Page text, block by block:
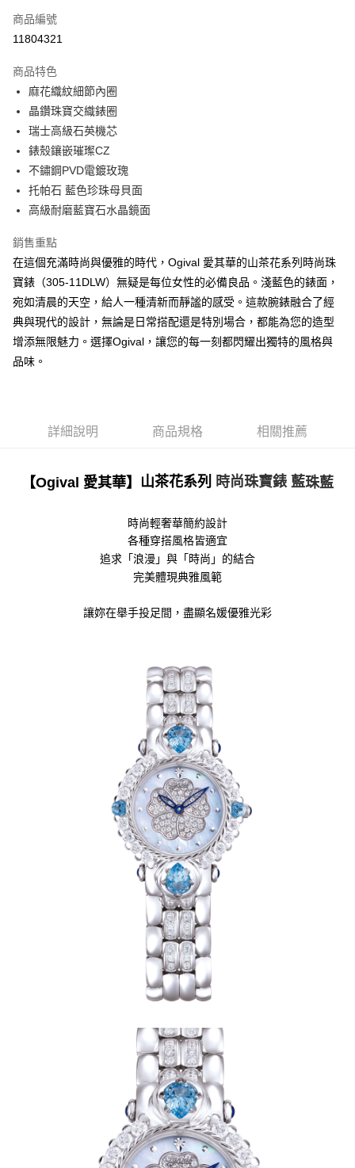
運送方式
宅配
免運費
商品編號
11804321
商品特色
麻花織紋細節內圈
晶鑽珠寶交織錶圈
瑞士高級石英機芯
錶殼鑲嵌璀璨CZ
不鏽鋼PVD電鍍玫瑰
托帕石 藍色珍珠母貝面
高級耐磨藍寶石水晶鏡面
銷售重點
在這個充滿時尚與優雅的時代，Ogival 愛其華的山茶花系列時尚珠
寶錶（305-11DLW）無疑是每位女性的必備良品。淺藍色的錶面，
宛如清晨的天空，給人一種清新而靜謐的感受。這款腕錶融合了經
典與現代的設計，無論是日常搭配還是特別場合，都能為您的造型
增添無限魅力。選擇Ogival，讓您的每一刻都閃耀出獨特的風格與
品味。
詳細說明 商品規格 相關推薦
【Ogival 愛其華】 山茶花系列 時尚珠寶錶 藍珠藍
時尚輕奢華簡約設計
各種穿搭風格皆適宜
追求「浪漫」與「時尚」的結合
完美體現典雅風範
讓妳在舉手投足間，盡顯名媛優雅光彩